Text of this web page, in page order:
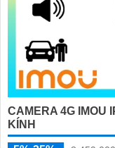
CAMERA 4G IMOU
KÍNH